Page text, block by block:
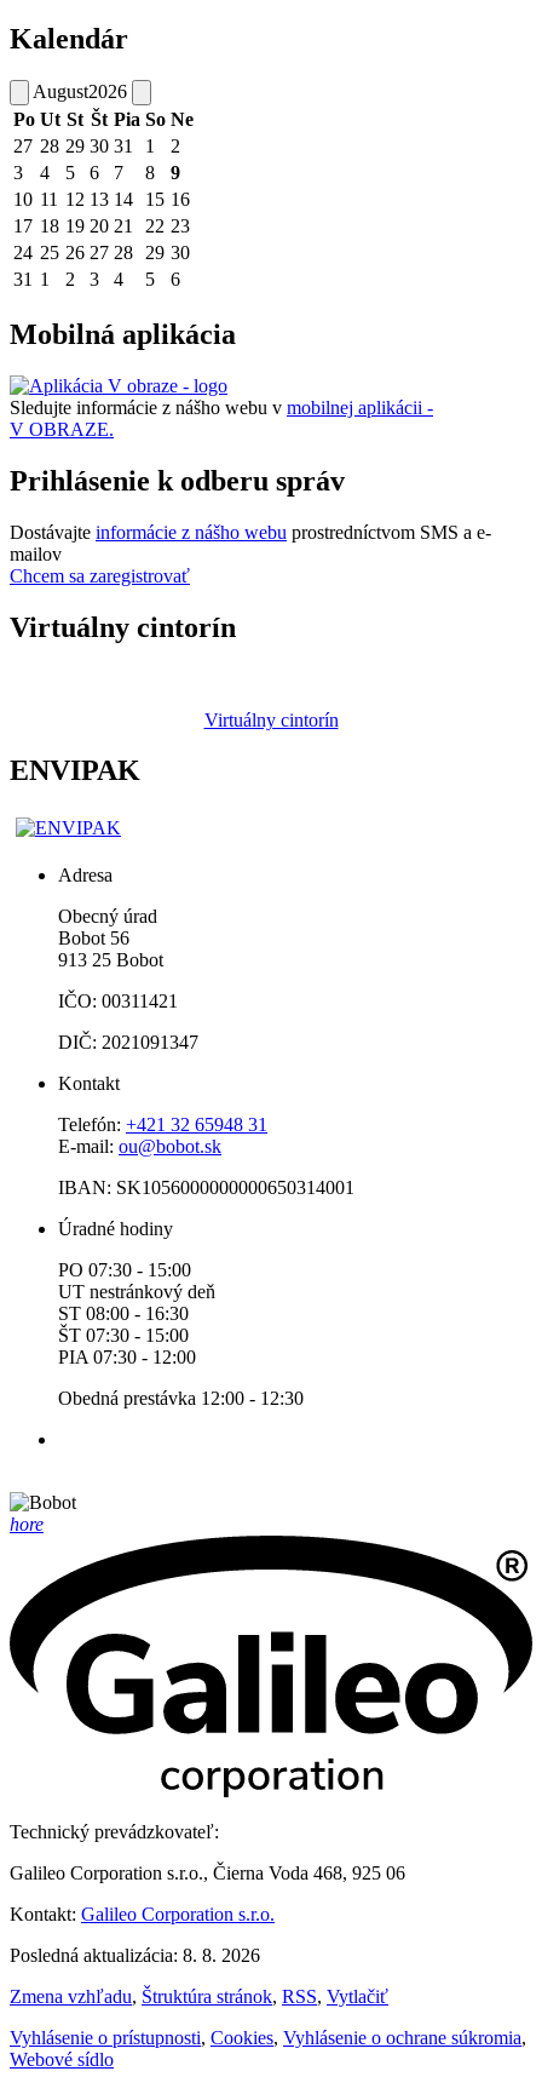
Kalendár
August2026
Po Ut St Št Pia So Ne
27 28 29 30 31 1
2
3
4 5 6 7 8
9
10 11 12 13 14 15 16
17 18 19 20 21 22 23
24 25 26 27 28 29 30
31 1 2 3 4 5 6
Mobilná aplikácia
Sledujte informácie z nášho webu v mobilnej aplikácii -
V OBRAZE.
Prihlásenie k odberu správ
Dostávajte informácie z nášho webu prostredníctvom SMS a e-
mailov
Chcem sa zaregistrovať
Virtuálny cintorín
Virtuálny cintorín
ENVIPAK
Adresa
Obecný úrad
Bobot 56
913 25 Bobot
IČO: 00311421
DIČ: 2021091347
Kontakt
Telefón: +421 32 65948 31
E-mail: ou@bobot.sk
IBAN: SK1056000000000650314001
Úradné hodiny
PO 07:30 - 15:00
UT nestránkový deň
ST 08:00 - 16:30
ŠT 07:30 - 15:00
PIA 07:30 - 12:00
Obedná prestávka 12:00 - 12:30
hore
Technický prevádzkovateľ:
Galileo Corporation s.r.o., Čierna Voda 468, 925 06
Kontakt: Galileo Corporation s.r.o.
Posledná aktualizácia: 8. 8. 2026
Zmena vzhľadu, Štruktúra stránok, RSS, Vytlačiť
Vyhlásenie o prístupnosti, Cookies, Vyhlásenie o ochrane súkromia,
Webové sídlo